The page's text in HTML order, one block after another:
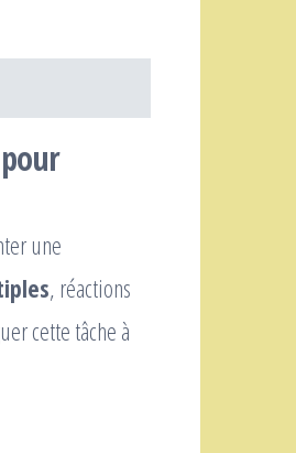
une
, réactions
cette tâche à